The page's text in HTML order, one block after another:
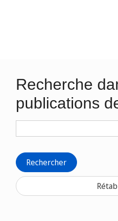
Recherche
publications
Rechercher